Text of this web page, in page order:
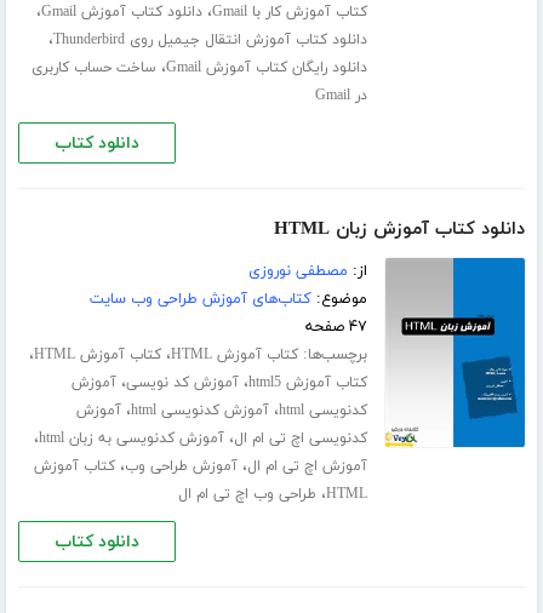
کتاب آموزش کار با Gmail
،دانلود کتاب آموزش Gmail ،
دانلود کتاب آموزش انتقال جیمیل روی Thunderbird ،
دانلود رایگان کتاب آموزش Gmail ، ساخت حساب کاربری
در Gmail
دانلود کتاب
دانلود کتاب آموزش زبان HTML
از: مصطفی نوروزی
موضوع:کتاب‌های آموزش طراحی وب سایت
۴۷ صفحه
برچسب‌ها:کتاب آموزش HTML ،کتاب آموزش HTML ،
کتاب آموزش html5 ،آموزش کد نویسی،آموزش
کدنویسی html
،آموزش کدنویسی html ،آموزش
کدنویسی اچ تی ام ال،آموزش کدنویسی به زبان html ،
آموزش اچ تی ام ال،آموزش طراحی وب،کتاب آموزش
HTML، طراحی وب اچ تی ام ال
دانلود کتاب